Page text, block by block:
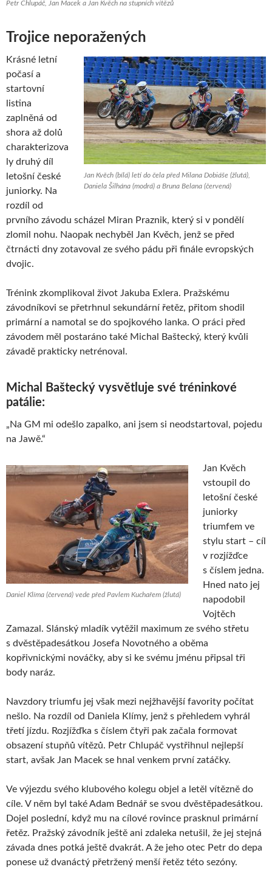
Petr Chlupáč, Jan Macek a Jan Kvěch na stupních vítězů
Trojice neporažených
Jan Kvěch (bílá) letí do čela před Milana Dobiáše (žlutá),
Daniela Šilhána (modrá) a Bruna Belana (červená)
Krásné letní
počasí a
startovní
listina
zaplněná od
shora až dolů
charakterizova
ly druhý díl
letošní české
juniorky. Na
rozdíl od
prvního závodu scházel Miran Praznik, který si v pondělí
zlomil nohu. Naopak nechyběl Jan Kvěch, jenž se před
čtrnácti dny zotavoval ze svého pádu při finále evropských
dvojic.
Trénink zkomplikoval život Jakuba Exlera. Pražskému
závodníkovi se přetrhnul sekundární řetěz, přitom shodil
primární a namotal se do spojkového lanka. O práci před
závodem měl postaráno také Michal Baštecký, který kvůli
závadě prakticky netrénoval.
Michal Baštecký vysvětluje své tréninkové
patálie:
„Na GM mi odešlo zapalko, ani jsem si neodstartoval, pojedu
na Jawě.“
Daniel Klíma (červená) vede před Pavlem Kuchařem (žlutá)
Jan Kvěch
vstoupil do
letošní české
juniorky
triumfem ve
stylu start – cíl
v rozjížďce
s číslem jedna.
Hned nato jej
napodobil
Vojtěch
Zamazal. Slánský mladík vytěžil maximum ze svého střetu
s dvěstěpadesátkou Josefa Novotného a oběma
kopřivnickými nováčky, aby si ke svému jménu připsal tři
body naráz.
Navzdory triumfu jej však mezi nejžhavější favority počítat
nešlo. Na rozdíl od Daniela Klímy, jenž s přehledem vyhrál
třetí jízdu. Rozjížďka s číslem čtyři pak začala formovat
obsazení stupňů vítězů. Petr Chlupáč vystřihnul nejlepší
start, avšak Jan Macek se hnal venkem první zatáčky.
Ve výjezdu svého klubového kolegu objel a letěl vítězně do
cíle. V něm byl také Adam Bednář se svou dvěstěpadesátkou.
Dojel poslední, když mu na cílové rovince prasknul primární
řetěz. Pražský závodník ještě ani zdaleka netušil, že jej stejná
závada dnes potká ještě dvakrát. A že jeho otec Petr do depa
ponese už dvanáctý přetržený menší řetěz této sezóny.